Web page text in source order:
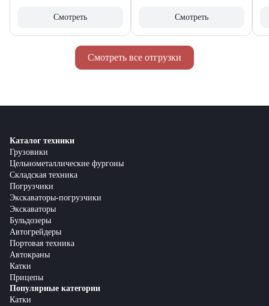
Смотреть все отгрузки
Смотреть Смотреть
Каталог техники
Грузовики
Цельнометаллические фургоны
Складская техника
Погрузчики
Экскаваторы-погрузчики
Экскаваторы
Бульдозеры
Автогрейдеры
Портовая техника
Автокраны
Катки
Прицепы
Популярные категории
Катки